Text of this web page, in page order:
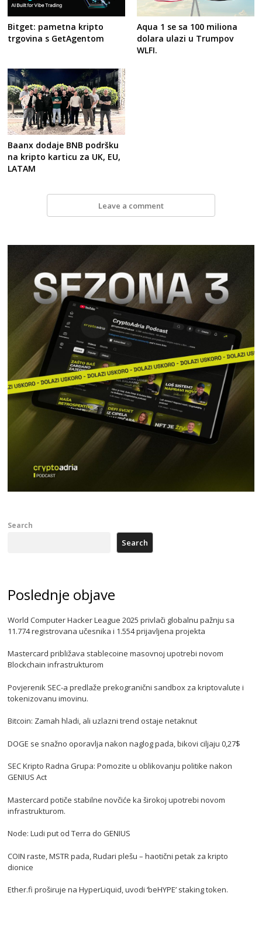
Bitget: pametna kripto
trgovina s GetAgentom
Aqua 1 se sa 100 miliona
dolara ulazi u Trumpov
WLFI.
Baanx dodaje BNB podršku
na kripto karticu za UK, EU,
LATAM
Leave a comment
Search
Search
Poslednje objave
World Computer Hacker League 2025 privlači globalnu pažnju sa
11.774 registrovana učesnika i 1.554 prijavljena projekta
Mastercard približava stablecoine masovnoj upotrebi novom
Blockchain infrastrukturom
Povjerenik SEC-a predlaže prekogranični sandbox za kriptovalute i
tokenizovanu imovinu.
Bitcoin: Zamah hladi, ali uzlazni trend ostaje netaknut
DOGE se snažno oporavlja nakon naglog pada, bikovi ciljaju 0,27$
SEC Kripto Radna Grupa: Pomozite u oblikovanju politike nakon
GENIUS Act
Mastercard potiče stabilne novčiće ka širokoj upotrebi novom
infrastrukturom.
Node: Ludi put od Terra do GENIUS
COIN raste, MSTR pada, Rudari plešu – haotični petak za kripto
dionice
Ether.fi proširuje na HyperLiquid, uvodi ‘beHYPE’ staking token.